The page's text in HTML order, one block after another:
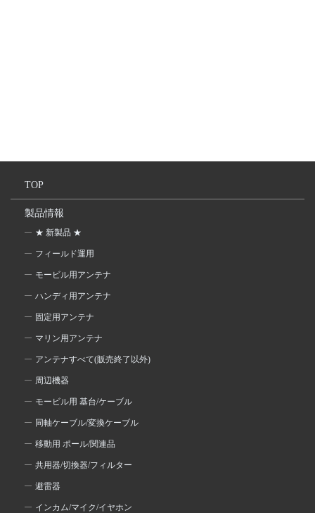
TOP
製品情報
★ 新製品 ★
フィールド運用
モービル用アンテナ
ハンディ用アンテナ
固定用アンテナ
マリン用アンテナ
アンテナすべて(販売終了以外)
周辺機器
モービル用 基台/ケーブル
同軸ケーブル/変換ケーブル
移動用 ポール/関連品
共用器/切換器/フィルター
避雷器
インカム/マイク/イヤホン